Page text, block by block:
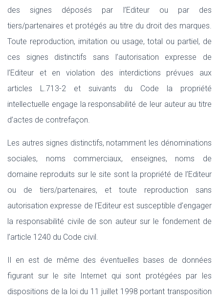
des signes déposés par l’Editeur ou par des
tiers/partenaires et protégés au titre du droit des marques.
Toute reproduction, imitation ou usage, total ou partiel, de
ces signes distinctifs sans l’autorisation expresse de
l’Editeur et en violation des interdictions prévues aux
articles L.713-2 et suivants du Code la propriété
intellectuelle engage la responsabilité de leur auteur au titre
d’actes de contrefaçon.
Les autres signes distinctifs, notamment les dénominations
sociales, noms commerciaux, enseignes, noms de
domaine reproduits sur le site sont la propriété de l’Editeur
ou de tiers/partenaires, et toute reproduction sans
autorisation expresse de l’Editeur est susceptible d’engager
la responsabilité civile de son auteur sur le fondement de
l’article 1240 du Code civil.
Il en est de même des éventuelles bases de données
figurant sur le site Internet qui sont protégées par les
dispositions de la loi du 11 juillet 1998 portant transposition